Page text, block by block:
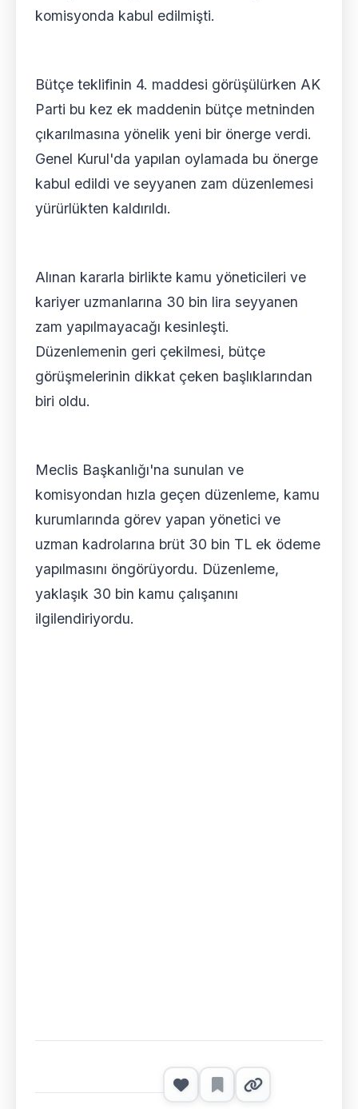
komisyonda kabul edilmişti.
Bütçe teklifinin 4. maddesi görüşülürken AK
Parti bu kez ek maddenin bütçe metninden
çıkarılmasına yönelik yeni bir önerge verdi.
Genel Kurul'da yapılan oylamada bu önerge
kabul edildi ve seyyanen zam düzenlemesi
yürürlükten kaldırıldı.
Alınan kararla birlikte kamu yöneticileri ve
kariyer uzmanlarına 30 bin lira seyyanen
zam yapılmayacağı kesinleşti.
Düzenlemenin geri çekilmesi, bütçe
görüşmelerinin dikkat çeken başlıklarından
biri oldu.
Meclis Başkanlığı'na sunulan ve
komisyondan hızla geçen düzenleme, kamu
kurumlarında görev yapan yönetici ve
uzman kadrolarına brüt 30 bin TL ek ödeme
yapılmasını öngörüyordu. Düzenleme,
yaklaşık 30 bin kamu çalışanını
ilgilendiriyordu.